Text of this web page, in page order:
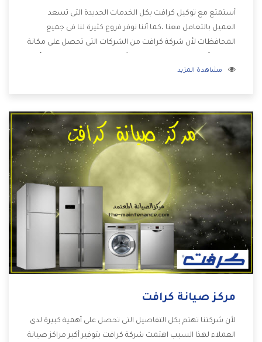
أستمتع مع توكيل كرافت بكل الخدمات الجديدة التى تسعد
العميل بالتعامل معنا ،كما أننا نوفر فروع كثيرة لنا فى جميع
المحافظات لأن شركة كرافت من الشركات التى تحصل على مكانة
تهتم بالخدمات التى تكون بعد البيع معنا هتحصل على كل ما هو
مشاهدة المزيد
مركز صيانة كرافت
لأن شركتنا تهتم بكل التفاصيل التى تحصل على أهمية كبيرة لدى
العملاء لهذا السبب اهتمت شركة كرافت بتوفير أكبر مراكز صيانة